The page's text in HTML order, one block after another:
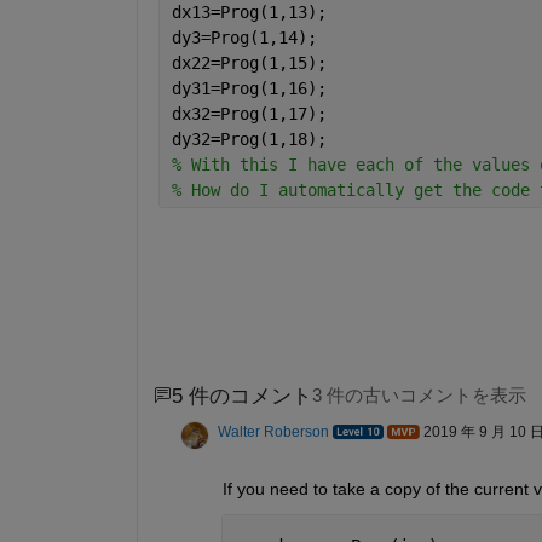
dx13=Prog(1,13);
dy3=Prog(1,14);
dx22=Prog(1,15);
dy31=Prog(1,16);
dx32=Prog(1,17);
dy32=Prog(1,18);
% With this I have each of the
% How do I automatically get the
5 件のコメント 3 件の古いコメントを表示
Walter Roberson 2019 年 9 月 10 日
If you need to take a copy of the current